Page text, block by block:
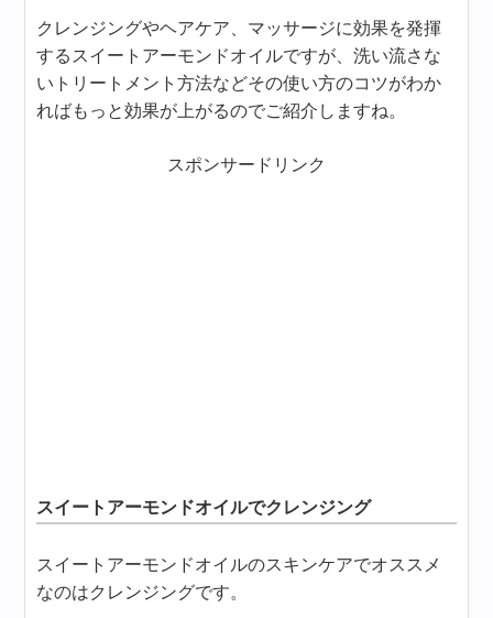
クレンジングやヘアケア、マッサージに効果を発揮
するスイートアーモンドオイルですが、洗い流さな
いトリートメント方法などその使い方のコツがわか
ればもっと効果が上がるのでご紹介しますね。
スポンサードリンク
スイートアーモンドオイルでクレンジング
スイートアーモンドオイルのスキンケアでオススメ
なのはクレンジングです。